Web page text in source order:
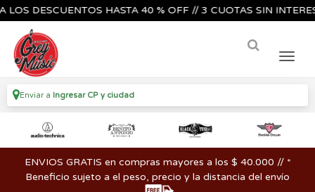
DESCUENTOS HASTA 40 % OFF // 3 CUOTAS SIN
Enviar a Ingresar CP y ciudad
ENVIOS GRATIS en compras mayores a los $ 40.000 // *
Beneficio sujeto a el peso, precio y la distancia del envío